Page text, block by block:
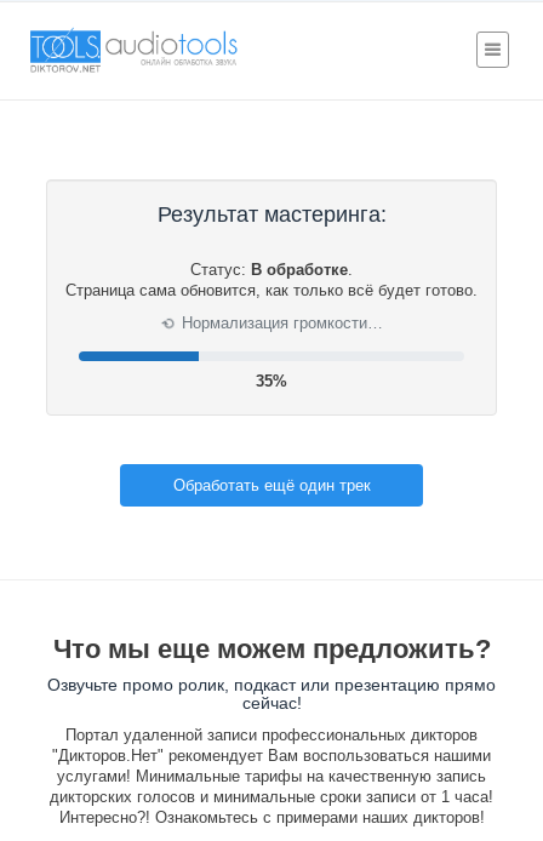
Результат мастеринга:
Статус: В обработке.
Страница сама обновится, как только всё будет готово.
⟳ Нормализация громкости…
36%
Обработать ещё один трек
Что мы еще можем предложить?
Озвучьте промо ролик, подкаст или презентацию прямо
сейчас!
Портал удаленной записи профессиональных дикторов
"Дикторов.Нет" рекомендует Вам воспользоваться нашими
услугами! Минимальные тарифы на качественную запись
дикторских голосов и минимальные сроки записи от 1 часа!
Интересно?! Ознакомьтесь с примерами наших дикторов!